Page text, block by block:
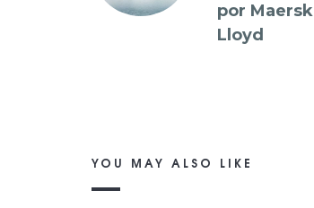
por
Lloyd
YOU MAY ALSO LIKE